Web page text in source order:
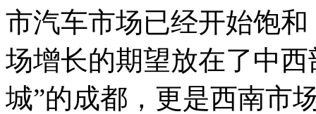
市汽车市场已经开始饱
场增长的期望放在了中
城”的成都，更是西南市